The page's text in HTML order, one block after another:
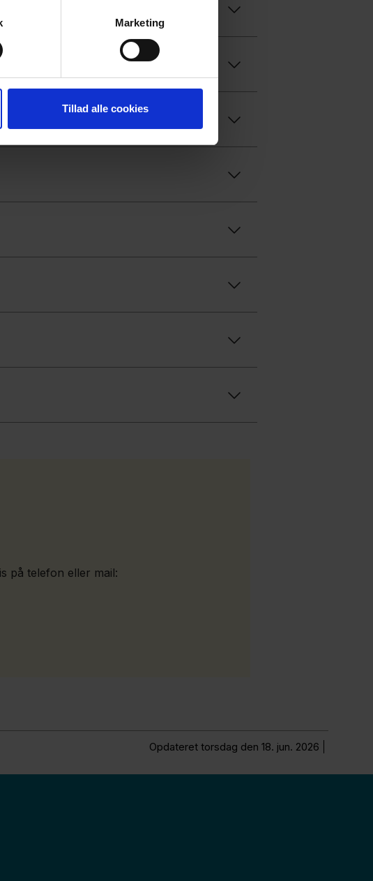
Marketing
Tillad alle cookies
på telefon eller mail:
Opdateret torsdag den 18. jun. 2026